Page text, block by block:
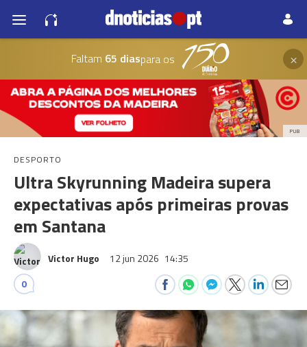
Faltam 65 diaspara os ×
PUB
DESPORTO
Ultra Skyrunning Madeira supera
expectativas após primeiras provas
em Santana
Victor Hugo 12 jun 2026 14:35
0